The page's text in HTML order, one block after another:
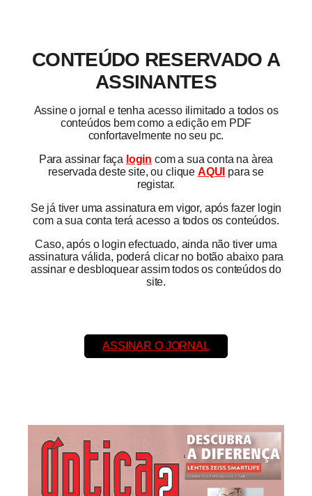
CONTEÚDO RESERVADO A
ASSINANTES
Assine o jornal e tenha acesso ilimitado a todos os
conteúdos bem como a edição em PDF
confortavelmente no seu pc.
Para assinar faça login com a sua conta na àrea
reservada deste site, ou clique AQUI para se
registar.
Se já tiver uma assinatura em vigor, após fazer login
com a sua conta terá acesso a todos os conteúdos.
Caso, após o login efectuado, ainda não tiver uma
assinatura válida, poderá clicar no botão abaixo para
assinar e desbloquear assim todos os conteúdos do
site.
ASSINAR O JORNAL